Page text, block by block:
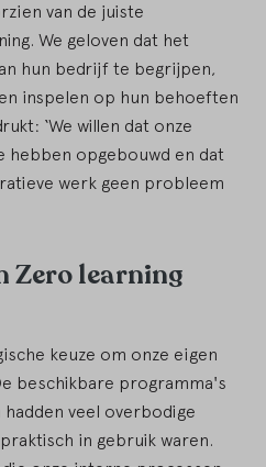
van de juiste
We geloven dat het
hun bedrijf te begrijpen,
inspelen op hun behoeften
‘We willen dat onze
hebben opgebouwd en dat
werk geen probleem
Zero learning
keuze om onze eigen
beschikbare programma's
veel overbodige
in gebruik waren.